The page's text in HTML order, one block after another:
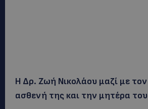
Η Δρ. Ζωή Νικολάου μαζί με
ασθενή της και την μητέρα του